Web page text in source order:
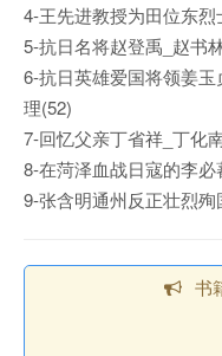
4-王先进教授为田位东
5-抗日名将赵登禹_赵书
6-抗日英雄爱国将领姜
理(52)
7-回忆父亲丁省祥_丁化
8-在菏泽血战日寇的李必
9-张含明通州反正壮烈
书